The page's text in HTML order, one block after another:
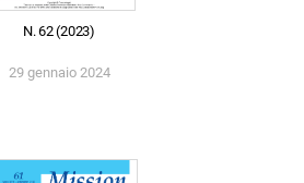
N. 62 (2023)
29 gennaio 2024